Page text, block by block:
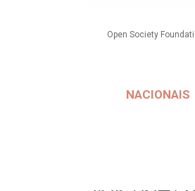
Open Society
NACIONAIS